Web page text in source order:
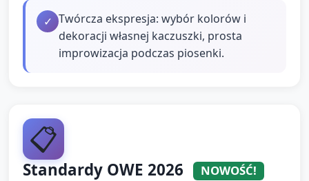
✓ Twórcza ekspresja: wybór kolorów i
dekoracji własnej kaczuszki, prosta
improwizacja podczas piosenki.
📋
Standardy OWE 2026 NOWOŚĆ!